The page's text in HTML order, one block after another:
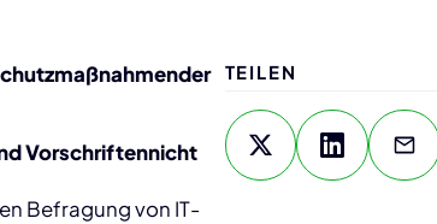
Vorschriftennicht
Befragung von IT-
TEILEN